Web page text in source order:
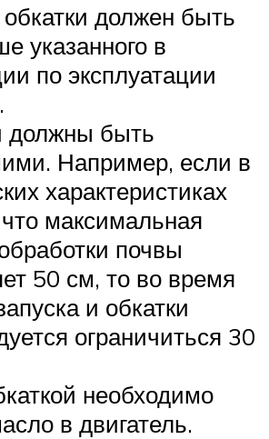
должен быть
указанного в
по эксплуатации
должны быть
Например, если в
характеристиках
максимальная
почвы
50 см, то во время
и обкатки
ограничиться 30
необходимо
в двигатель.